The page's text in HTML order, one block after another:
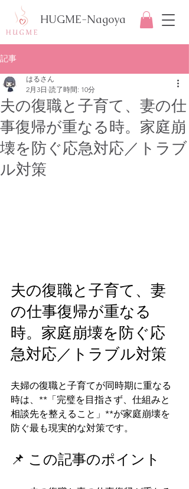
HUGME-Nagoya
記事
夫の復職と子育て、妻の仕
事復帰が重なる時。家庭崩
壊を防ぐ応急対応／トラブ
ル対策
はるさん
2月3日 読了時間: 10分
夫の復職と子育て、妻
の仕事復帰が重なる
時。家庭崩壊を防ぐ応
急対応／トラブル対策
夫婦の復職と子育てが同時期に重なる
時は、**「完璧を目指さず、仕組みと
相談先を整えること」**が家庭崩壊を
防ぐ最も現実的な対策です。
📌 この記事のポイント